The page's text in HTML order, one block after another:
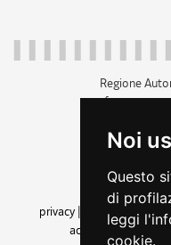
Noi
Questo
di
leggi
cookie.
Regione
c.f.
privacy
cookie |note legali
accessibilità|